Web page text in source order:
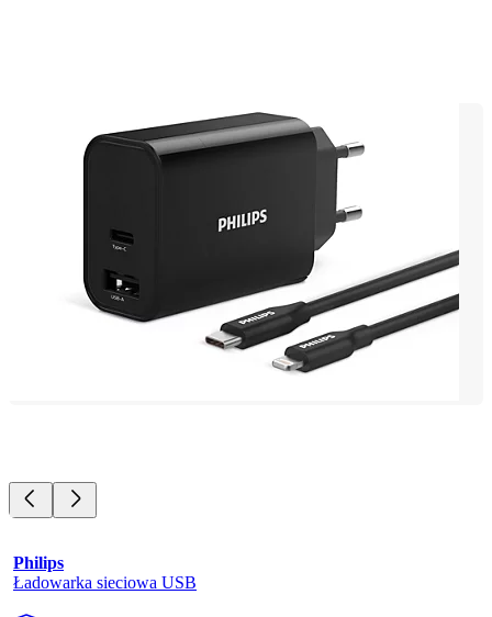
Philips
Ładowarka sieciowa USB